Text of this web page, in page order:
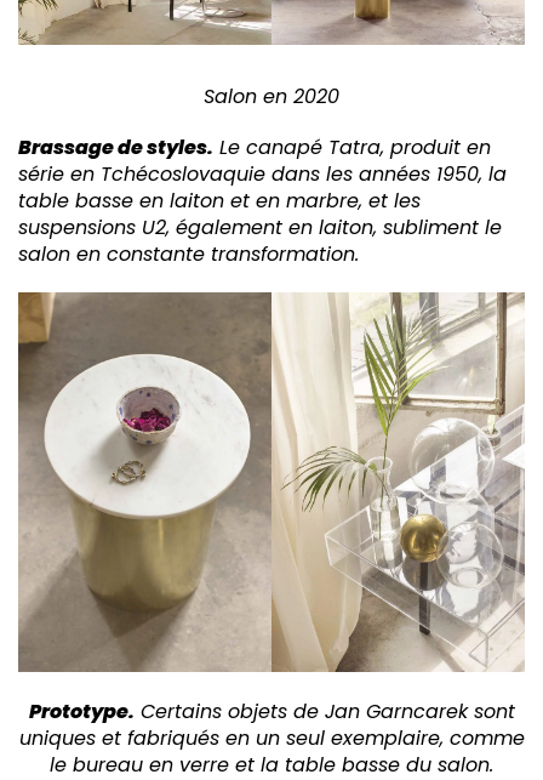
Salon en 2020
Brassage de styles. Le canapé Tatra, produit en
série en Tchécoslovaquie dans les années 1950, la
table basse en laiton et en marbre, et les
suspensions U2, également en laiton, subliment le
salon en constante transformation.
Prototype. Certains objets de Jan Garncarek sont
uniques et fabriqués en un seul exemplaire, comme
le bureau en verre et la table basse du salon.